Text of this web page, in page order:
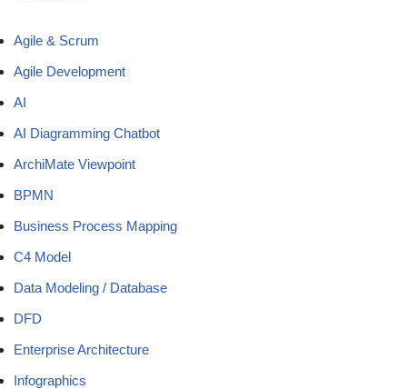
Agile & Scrum
Agile Development
AI
AI Diagramming Chatbot
ArchiMate Viewpoint
BPMN
Business Process Mapping
C4 Model
Data Modeling / Database
DFD
Enterprise Architecture
Infographics